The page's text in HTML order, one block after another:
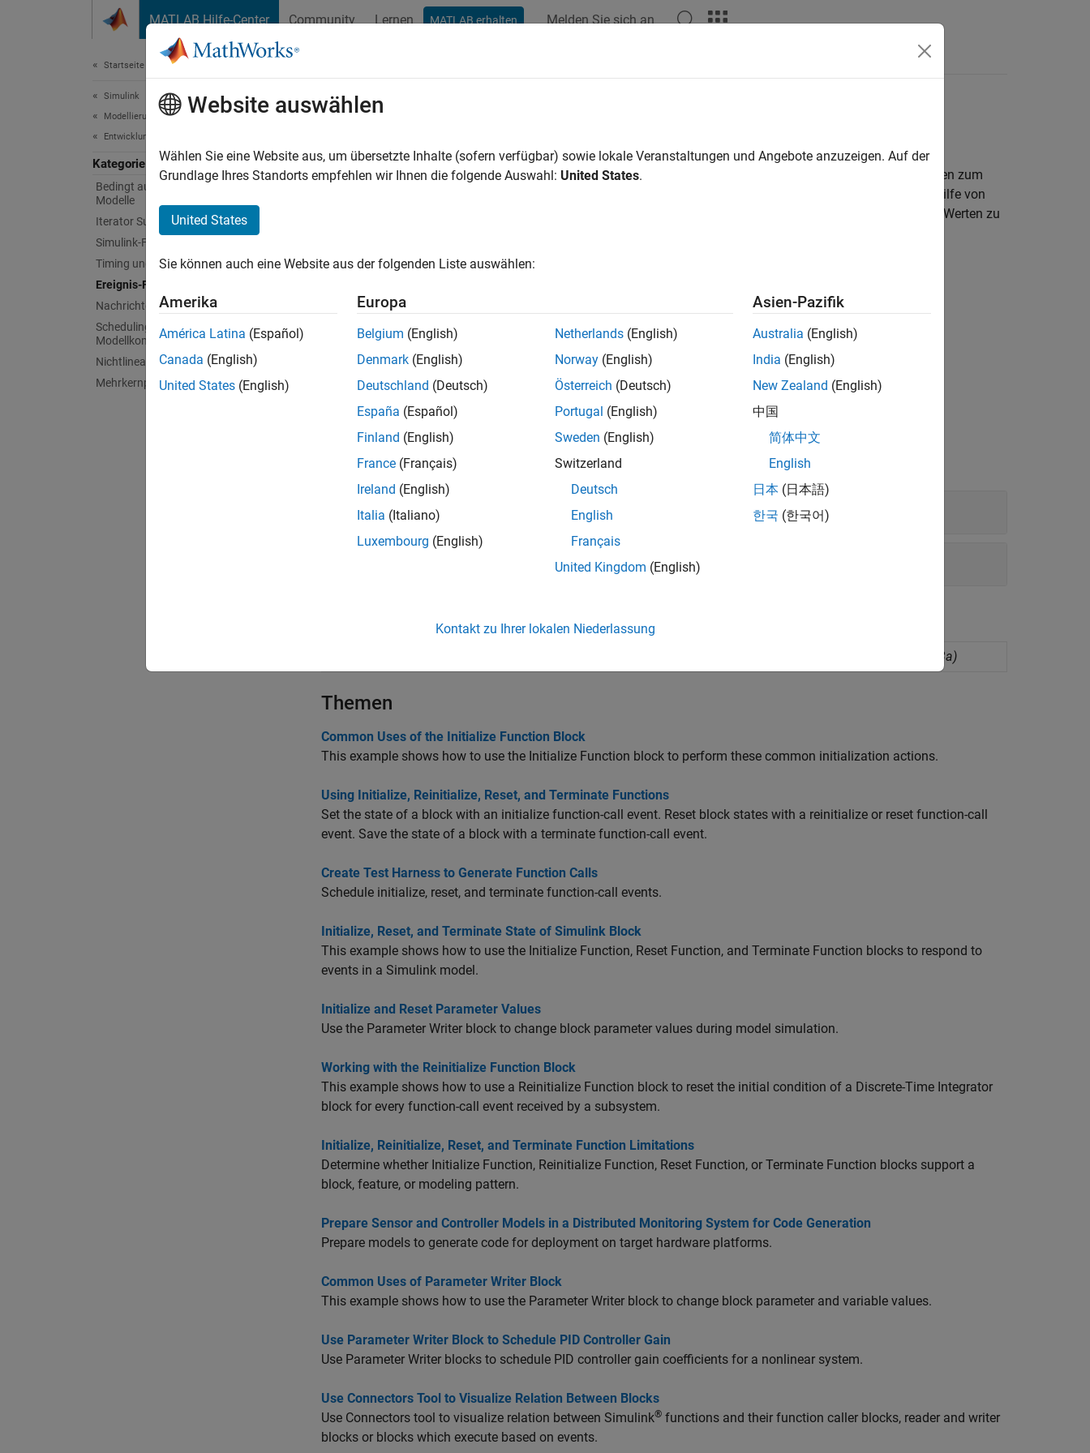
MATLAB Hilfe-Center Community Lernen MATLAB erhalten Melden Sie sich an
Startseite der Dokumentation
Simulink
Modellierung
Entwicklung des Modellverhaltens
Kategorie
Bedingt ausgeführte Subsysteme und
Modelle
Iterator Subsysteme
Simulink-Funktionen
Timing und Zeitplanung
Ereignis-Funktionen
Nachrichten
Scheduling (Ablaufplanung) von
Modellkomponenten
Nichtlinearität
Mehrkernprozessor-Ziele
Ereignis-Funktionen
Anpassen der Standardmethoden zur Initialisierung und Beendigung des Modells
Modellieren Sie das dynamische Verhalten beim Starten und Herunterfahren, indem Sie den Standardmethoden zum
Initialisieren und Beenden des Modells eigene Routinen hinzufügen. Steuern Sie während der Simulation mithilfe von
Ereignissen, wann die Methoden ausgeführt werden. Sie können Funktionen erstellen, um Blöcke mit initialen Werten zu
Blöcke
alle erweitern
Benutzerdefinierte Routinen
(Seit R2023a)
Themen
Common Uses of the Initialize Function Block
This example shows how to use the Initialize Function block to perform these common initialization actions.
Using Initialize, Reinitialize, Reset, and Terminate Functions
Set the state of a block with an initialize function-call event. Reset block states with a reinitialize or reset function-call
event. Save the state of a block with a terminate function-call event.
Create Test Harness to Generate Function Calls
Schedule initialize, reset, and terminate function-call events.
Initialize, Reset, and Terminate State of Simulink Block
This example shows how to use the Initialize Function, Reset Function, and Terminate Function blocks to respond to
events in a Simulink model.
Initialize and Reset Parameter Values
Use the Parameter Writer block to change block parameter values during model simulation.
Working with the Reinitialize Function Block
This example shows how to use a Reinitialize Function block to reset the initial condition of a Discrete-Time Integrator
block for every function-call event received by a subsystem.
Initialize, Reinitialize, Reset, and Terminate Function Limitations
Determine whether Initialize Function, Reinitialize Function, Reset Function, or Terminate Function blocks support a
block, feature, or modeling pattern.
Prepare Sensor and Controller Models in a Distributed Monitoring System for Code Generation
Prepare models to generate code for deployment on target hardware platforms.
Common Uses of Parameter Writer Block
This example shows how to use the Parameter Writer block to change block parameter and variable values.
Use Parameter Writer Block to Schedule PID Controller Gain
Use Parameter Writer blocks to schedule PID controller gain coefficients for a nonlinear system.
Use Connectors Tool to Visualize Relation Between Blocks
Use Connectors tool to visualize relation between Simulink® functions and their function caller blocks, reader and writer
blocks or blocks which execute based on events.
Website auswählen
Wählen Sie eine Website aus, um übersetzte Inhalte (sofern verfügbar) sowie lokale Veranstaltungen und Angebote anzuzeigen. Auf der
Grundlage Ihres Standorts empfehlen wir Ihnen die folgende Auswahl: United States.
United States
Sie können auch eine Website aus der folgenden Liste auswählen:
Amerika
América Latina (Español)
Canada (English)
United States (English)
Europa
Belgium (English)
Denmark (English)
Deutschland (Deutsch)
España (Español)
Finland (English)
France (Français)
Ireland (English)
Italia (Italiano)
Luxembourg (English)
Netherlands (English)
Norway (English)
Österreich (Deutsch)
Portugal (English)
Sweden (English)
Switzerland
Deutsch
English
Français
United Kingdom (English)
Asien-Pazifik
Australia (English)
India (English)
New Zealand (English)
中国
简体中文
English
日本 (日本語)
한국 (한국어)
Kontakt zu Ihrer lokalen Niederlassung